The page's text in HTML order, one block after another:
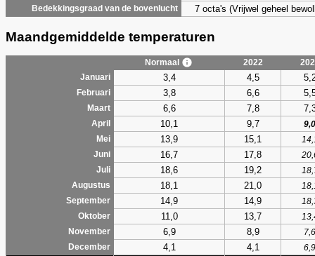
Bedekkingsgraad van de bovenlucht 7 octa's (Vrijwel geheel
Maandgemiddelde temperaturen
Normaal 2022
Januari
3,4 4,5
Februari 3,8 6,6
Maart 6,6 7,8
April 10,1 9,7
9,0
Mei
13,9 15,1
Juni
16,7 17,8
Juli
18,6 19,2
Augustus
18,1 21,0
September
14,9 14,9
Oktober
11,0 13,7
November
6,9 8,9
7,6
December
4,1 4,1 6,9